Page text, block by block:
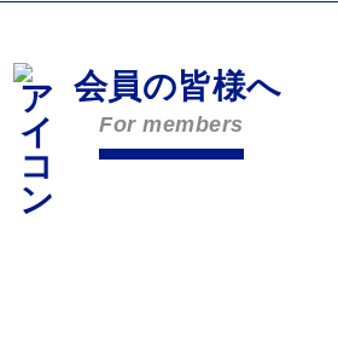
会員の皆様へ
For members